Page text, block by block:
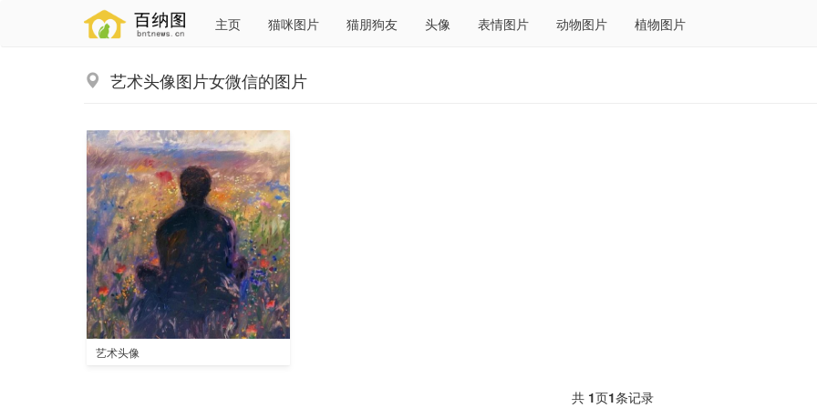
主页 猫咪图片 猫朋狗友 头像 表情图片 动物图片 植物图片
艺术头像图片女微信的图片
艺术头像
共 1页1条记录